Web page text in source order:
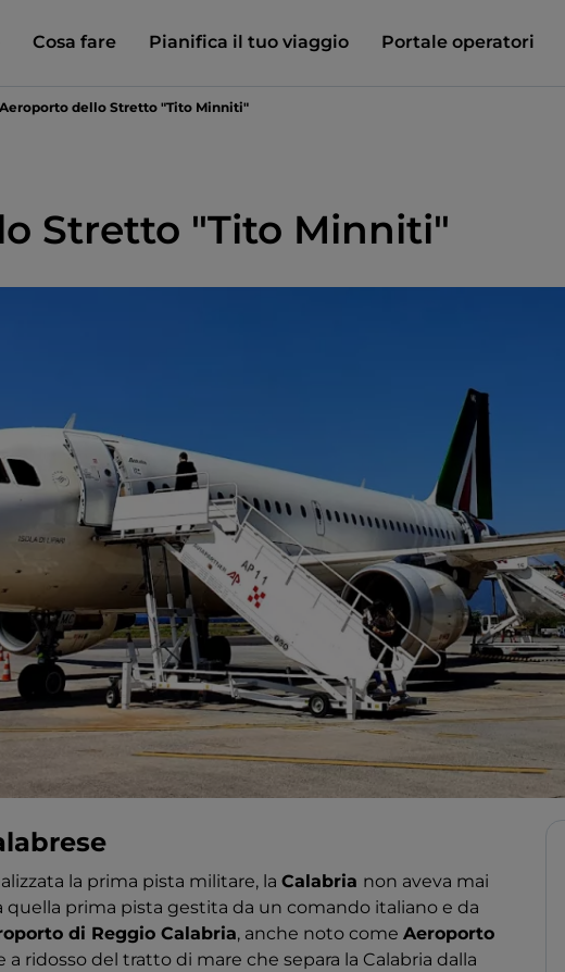
Cosa fare Pianifica il tuo viaggio Portale operatori
Aeroporto dello Stretto "Tito Minniti"
Stretto "Tito Minniti"
la prima pista militare, la Calabria non aveva mai
quella prima pista gestita da un comando italiano e da
di Reggio Calabria, anche noto come Aeroporto
a ridosso del tratto di mare che separa la Calabria dalla